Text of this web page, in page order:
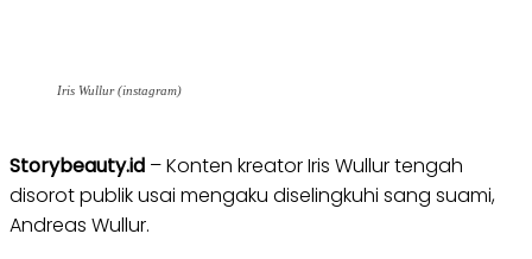
Iris Wullur (instagram)
Storybeauty.id – Konten kreator Iris Wullur tengah
disorot publik usai mengaku diselingkuhi sang suami,
Andreas Wullur.